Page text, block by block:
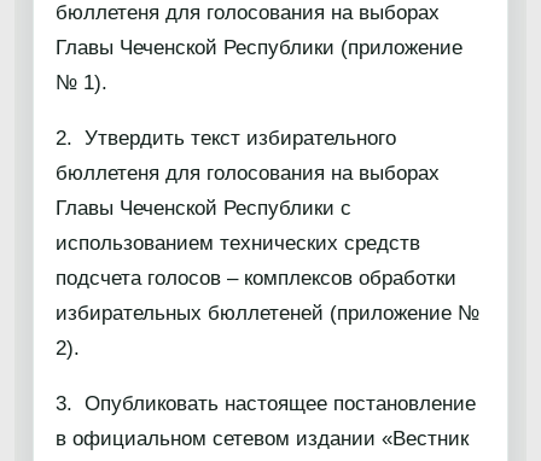
бюллетеня для голосования на выборах
Главы Чеченской Республики (приложение
№ 1).
2. Утвердить текст избирательного
бюллетеня для голосования на выборах
Главы Чеченской Республики с
использованием технических средств
подсчета голосов – комплексов обработки
избирательных бюллетеней (приложение №
2).
3. Опубликовать настоящее постановление
в официальном сетевом издании «Вестник